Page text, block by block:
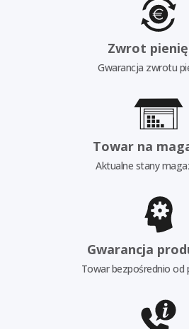
Zwrot
Gwarancja zwrotu
Towar na
Aktualne stany
Gwarancja
Towar bezpośrednio od